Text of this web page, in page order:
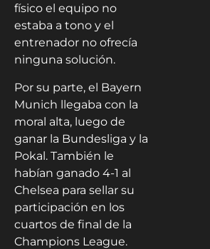
físico el equipo no
estaba a tono y el
entrenador no ofrecía
ninguna solución.
Por su parte, el Bayern
Munich llegaba con la
moral alta, luego de
ganar la Bundesliga y la
Pokal. También le
habían ganado 4-1 al
Chelsea para sellar su
participación en los
cuartos de final de la
Champions League.